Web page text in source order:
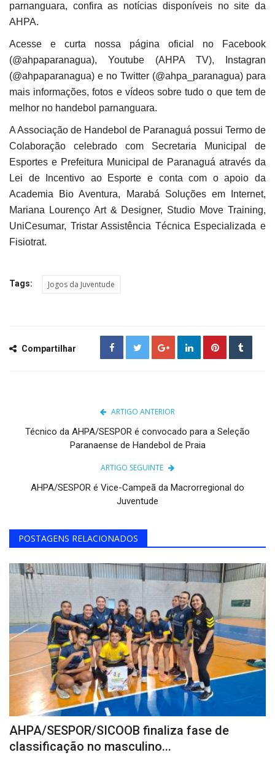
parnanguara, confira as notícias disponíveis no site da
AHPA.
Acesse e curta nossa página oficial no Facebook
(@ahpaparanagua), Youtube (AHPA TV), Instagran
(@ahpaparanagua) e no Twitter (@ahpa_paranagua) para
mais informações, fotos e vídeos sobre tudo o que tem de
melhor no handebol parnanguara.
A Associação de Handebol de Paranaguá possui Termo de
Colaboração celebrado com Secretaria Municipal de
Esportes e Prefeitura Municipal de Paranaguá através da
Lei de Incentivo ao Esporte e conta com o apoio da
Academia Bio Aventura, Marabá Soluções em Internet,
Mariana Lourenço Art & Designer, Studio Move Training,
UniCesumar, Tristar Assistência Técnica Especializada e
Fisiotrat.
Tags: Jogos da Juventude
Compartilhar
ARTIGO ANTERIOR
Técnico da AHPA/SESPOR é convocado para a Seleção
Paranaense de Handebol de Praia
ARTIGO SEGUINTE
AHPA/SESPOR é Vice-Campeã da Macrorregional do
Juventude
POSTAGENS RELACIONADOS
AHPA/SESPOR/SICOOB finaliza fase de
classificação no masculino...